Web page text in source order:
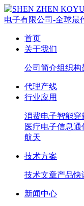
首页
关于我们
公司简介组织构
代理产线
行业应用
消费电子智能穿
医疗电子信息通
航天
技术方案
技术文章产品快
新闻中心